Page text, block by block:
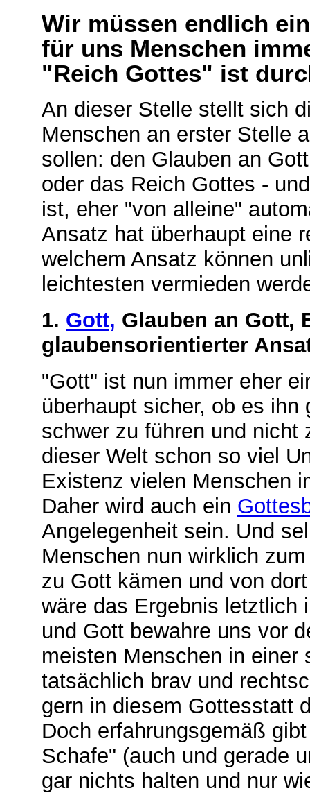
Wir müssen endlich
für uns Menschen
"Reich Gottes" ist
An dieser Stelle stellt sich
Menschen an erster Stelle
sollen: den Glauben an
oder das Reich Gottes -
ist, eher "von alleine"
Ansatz hat überhaupt eine
welchem Ansatz können
leichtesten vermieden
1. Gott, Glauben an Gott,
glaubensorientierter
"Gott" ist nun immer eher
überhaupt sicher, ob es
schwer zu führen und nicht
dieser Welt schon so viel
Existenz vielen Menschen
Daher wird auch ein
Angelegenheit sein. Und
Menschen nun wirklich
zu Gott kämen und von
wäre das Ergebnis
und Gott bewahre uns vor
meisten Menschen in einer
tatsächlich brav und
gern in diesem Gottesstatt
Doch erfahrungsgemäß
Schafe" (auch und gerade
gar nichts halten und nur